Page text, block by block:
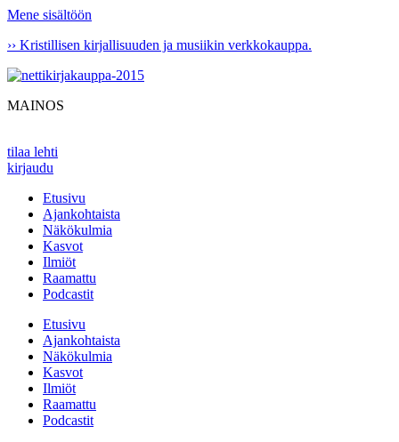
Mene sisältöön
›› Kristillisen kirjallisuuden ja musiikin verkkokauppa.
MAINOS
tilaa lehti
kirjaudu
Etusivu
Ajankohtaista
Näkökulmia
Kasvot
Ilmiöt
Raamattu
Podcastit
Etusivu
Ajankohtaista
Näkökulmia
Kasvot
Ilmiöt
Raamattu
Podcastit